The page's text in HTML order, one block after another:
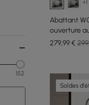
152
+1
Abattant
ouverture
279,99€
Soldes